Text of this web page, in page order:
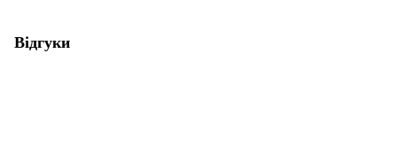
Відгуки